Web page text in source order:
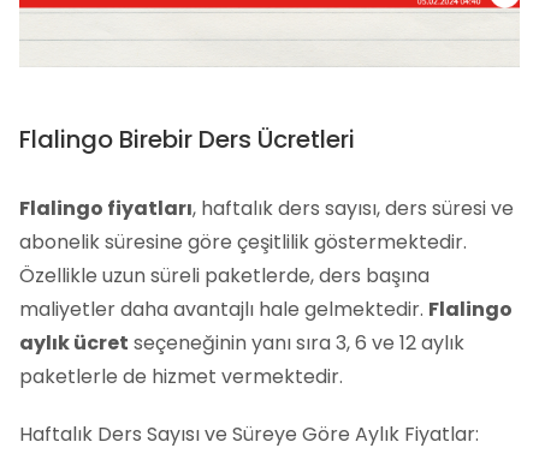
Flalingo Birebir Ders Ücretleri
Flalingo fiyatları, haftalık ders sayısı, ders süresi ve
abonelik süresine göre çeşitlilik göstermektedir.
Özellikle uzun süreli paketlerde, ders başına
maliyetler daha avantajlı hale gelmektedir. Flalingo
aylık ücret seçeneğinin yanı sıra 3, 6 ve 12 aylık
paketlerle de hizmet vermektedir.
Haftalık Ders Sayısı ve Süreye Göre Aylık Fiyatlar: